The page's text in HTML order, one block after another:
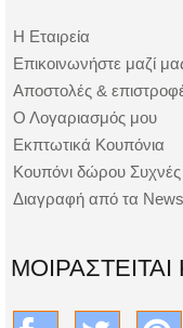
Η Εταιρεία
Επικοινωνήστε μαζί
Αποστολές &
Ο Λογαριασμός μου
Εκπτωτικά Κουπόνια
Κουπόνι δώρου Συχνές
Διαγραφή από τα